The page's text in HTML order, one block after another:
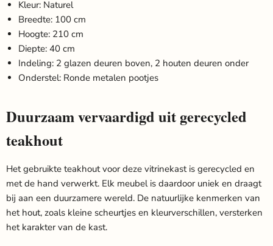
Kleur: Naturel
Breedte: 100 cm
Hoogte: 210 cm
Diepte: 40 cm
Indeling: 2 glazen deuren boven, 2 houten deuren onder
Onderstel: Ronde metalen pootjes
Duurzaam vervaardigd uit gerecycled
teakhout
Het gebruikte teakhout voor deze vitrinekast is gerecycled en
met de hand verwerkt. Elk meubel is daardoor uniek en draagt
bij aan een duurzamere wereld. De natuurlijke kenmerken van
het hout, zoals kleine scheurtjes en kleurverschillen, versterken
het karakter van de kast.